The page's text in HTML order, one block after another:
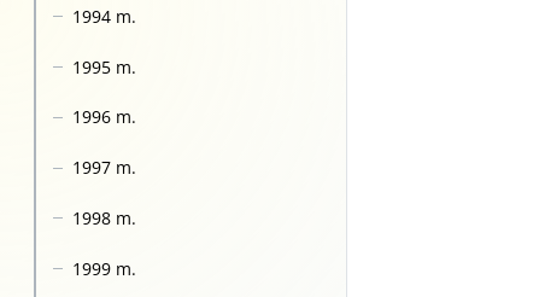
1994 m.
1995 m.
1996 m.
1997 m.
1998 m.
1999 m.